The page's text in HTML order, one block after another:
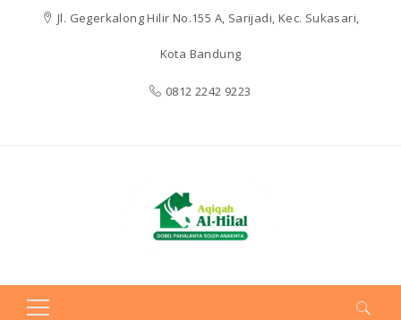
Jl. Gegerkalong Hilir No.155 A, Sarijadi, Kec. Sukasari,
Kota Bandung
0812 2242 9223